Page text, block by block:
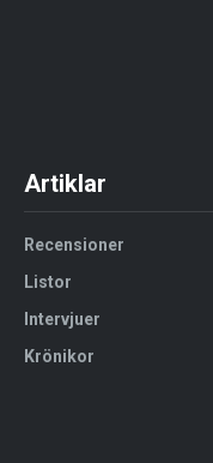
Artiklar
Recensioner
Listor
Intervjuer
Krönikor